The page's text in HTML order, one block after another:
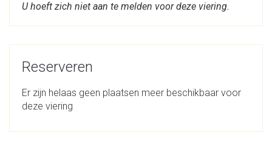
U hoeft zich niet aan te melden voor deze viering.
Reserveren
Er zijn helaas geen plaatsen meer beschikbaar voor
deze viering